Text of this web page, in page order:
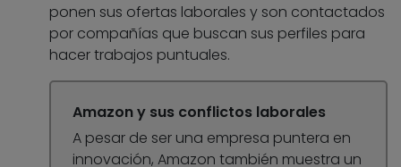
ponen sus ofertas laborales y son contactados
por compañías que buscan sus perfiles para
hacer trabajos puntuales.
Amazon y sus conflictos laborales
A pesar de ser una empresa puntera en
innovación, Amazon también muestra un